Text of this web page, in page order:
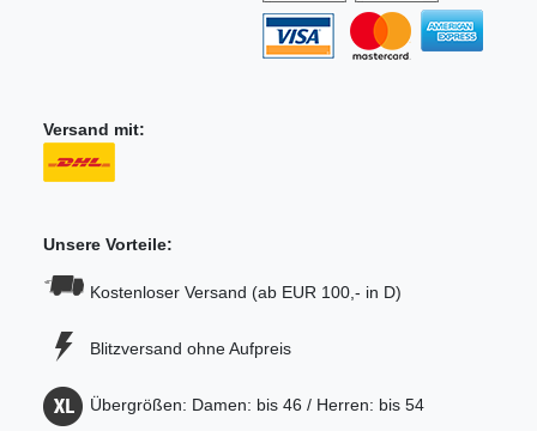
Versand mit:
Unsere Vorteile:
Kostenloser Versand (ab EUR 100,- in D)
Blitzversand ohne Aufpreis
Übergrößen: Damen: bis 46 / Herren: bis 54